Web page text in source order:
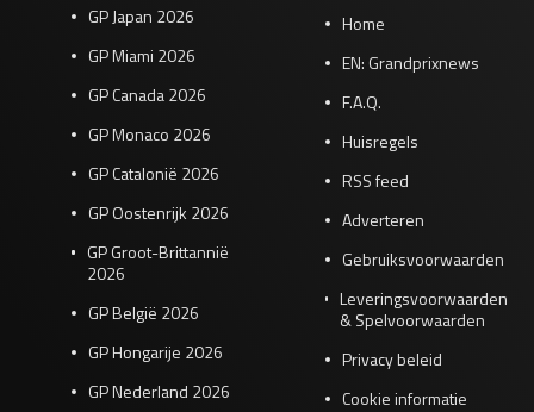
GP Japan 2026
GP Miami 2026
GP Canada 2026
GP Monaco 2026
GP Catalonië 2026
GP Oostenrijk 2026
GP Groot-Brittannië
2026
GP België 2026
GP Hongarije 2026
GP Nederland 2026
Home
EN: Grandprixnews
F.A.Q.
Huisregels
RSS feed
Adverteren
Gebruiksvoorwaarden
Leveringsvoorwaarden
& Spelvoorwaarden
Privacy beleid
Cookie informatie